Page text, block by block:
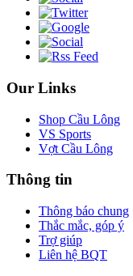
Our Links
Shop Cầu Lông
VS Sports
Vợt Cầu Lông
Thông tin
Thông báo chung
Thắc mắc, góp ý
Trợ giúp
Liên hệ BQT